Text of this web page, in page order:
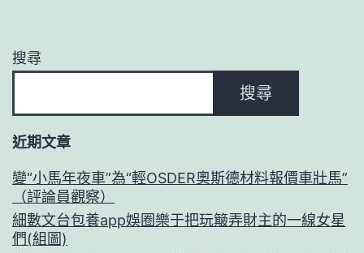
搜尋
搜尋
近期文章
變“小馬年夜車”為“輕OSDER奧斯德材料報價車壯馬”
（評論員觀察）
細數文台包養app娛圈樂于把玩簸弄財主的一線女星
們(組圖)